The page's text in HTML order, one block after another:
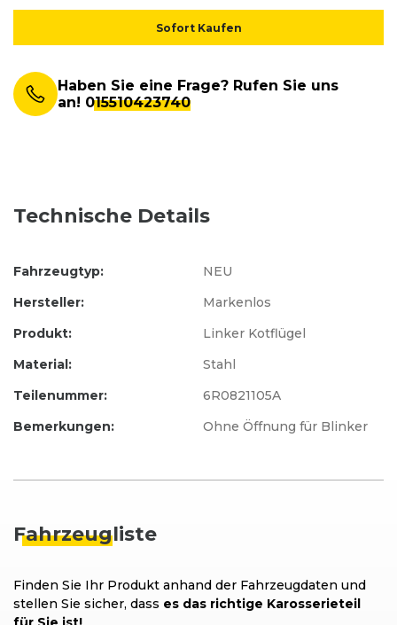
Sofort Kaufen
Haben Sie eine Frage? Rufen Sie uns
an! 015510423740
Technische Details
Hersteller:
Markenlos
Produkt:
Linker Kotflügel
Fahrzeugtyp: NEU
Material:
Stahl
Teilenummer:
6R0821105A
Bemerkungen:
Ohne Öffnung für Blinker
Fahrzeugliste
Finden Sie Ihr Produkt anhand der Fahrzeugdaten und
stellen Sie sicher, dass es das richtige Karosserieteil